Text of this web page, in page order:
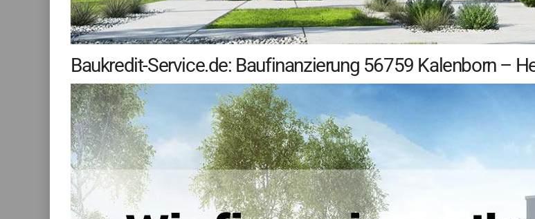
Baukredit-Service.de: Baufinanzierung 56759 Kalenborn –